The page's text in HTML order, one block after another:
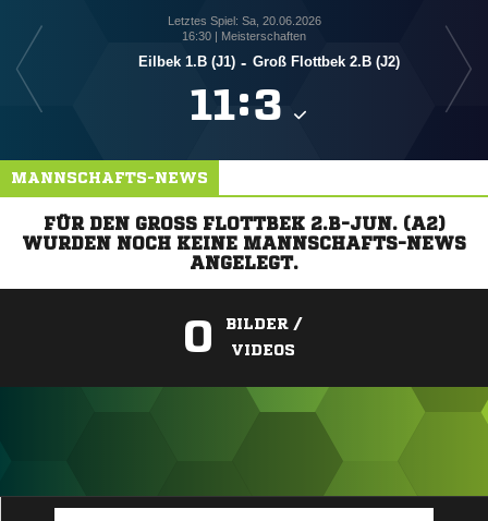
Letztes Spiel: Sa, 20.06.2026
16:30 | Meisterschaften
Eilbek 1.B (J1) - Groß Flottbek 2.B (J2)
:
MANNSCHAFTS-NEWS
FÜR DEN GROSS FLOTTBEK 2.B-JUN. (A2) W
URDEN NOCH KEINE MANNSCHAFTS-NEWS A
NGELEGT.
0
BILDER /
VIDEOS
ANZEIGE